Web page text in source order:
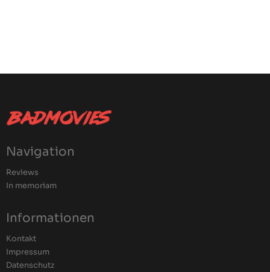
Navigation
Reviews
In memoriam
Informationen
Kontakt
Impressum
Datenschutz